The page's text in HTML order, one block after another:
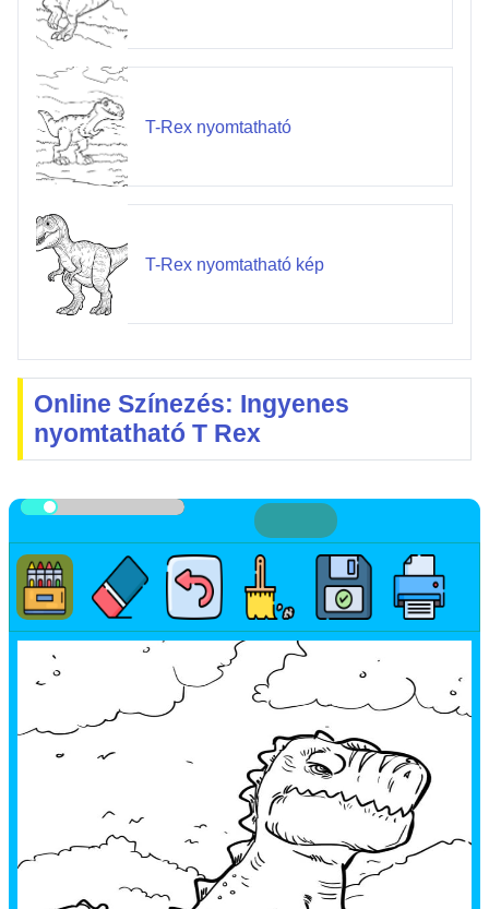
T-Rex nyomtatható
T-Rex nyomtatható kép
Online Színezés: Ingyenes
nyomtatható T Rex